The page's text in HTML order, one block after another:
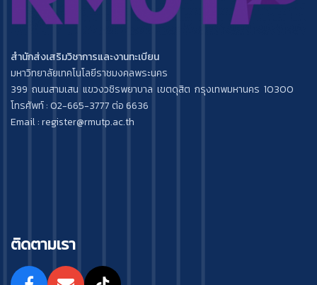
สำนักส่งเสริมวิชาการและงานทะเบียน
มหาวิทยาลัยเทคโนโลยีราชมงคลพระนคร
399 ถนนสามเสน แขวงวชิรพยาบาล เขตดุสิต กรุงเทพมหานคร 10300
โทรศัพท์ : 02-665-3777 ต่อ 6636
Email : register@rmutp.ac.th
ติดตามเรา